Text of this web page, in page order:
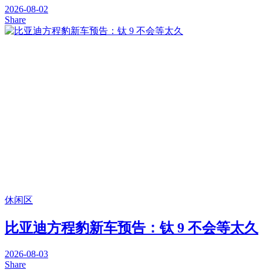
2026-08-02
Share
休闲区
比亚迪方程豹新车预告：钛 9 不会等太久
2026-08-03
Share